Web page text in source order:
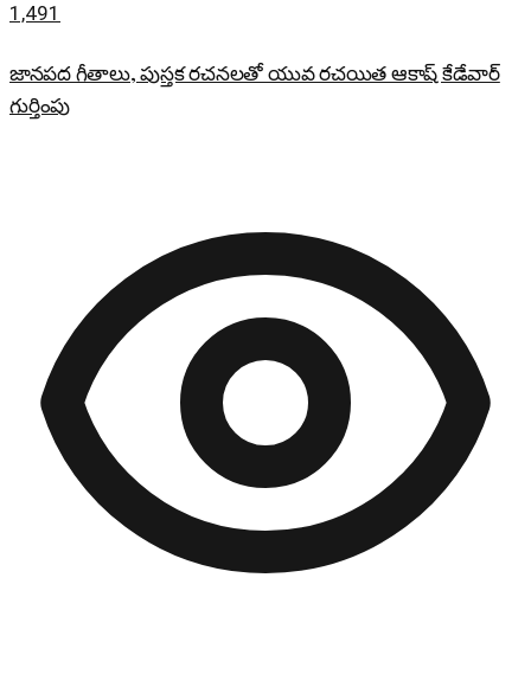
1,491
జానపద గీతాలు, పుస్తక రచనలతో యువ రచయిత ఆకాష్ కేడేవార్
గుర్తింపు